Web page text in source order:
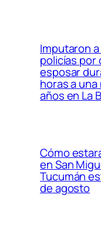
Imputaron
policías por
esposar
horas a una
años en La
Cómo
en San
Tucumán
de agosto